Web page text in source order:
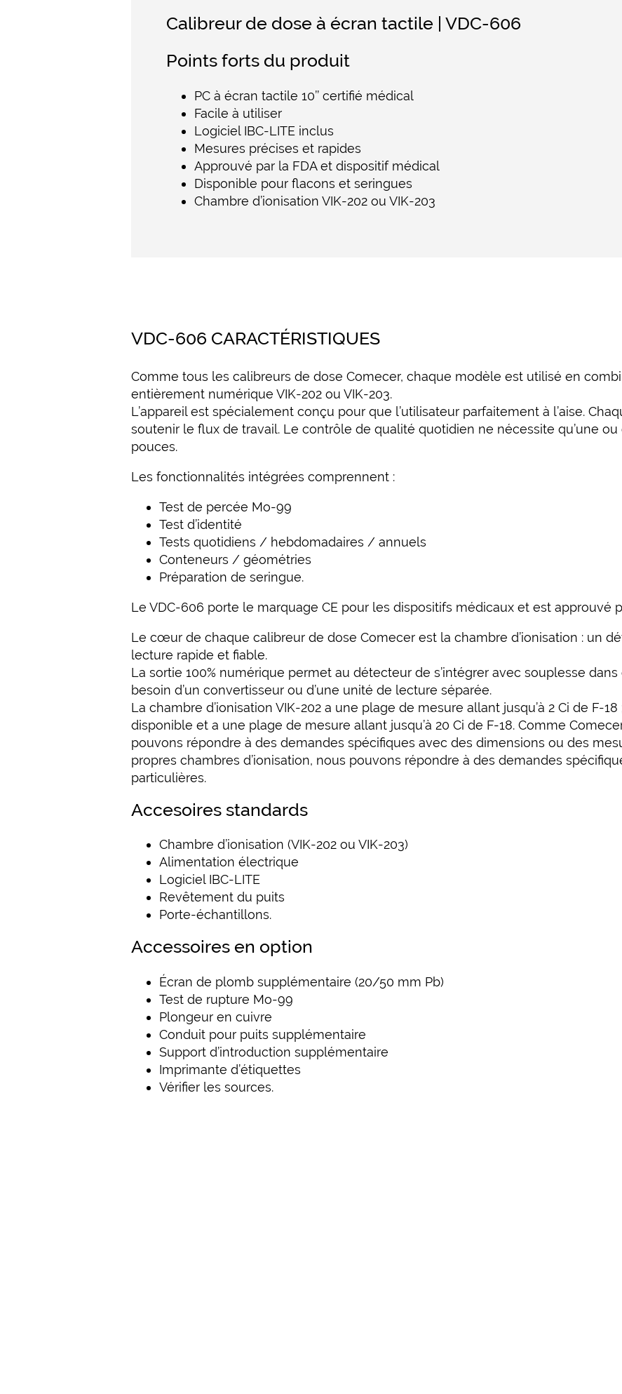
Calibreur de dose à écran tactile | VDC-606
Points forts du produit
PC à écran tactile 10’’ certifié médical
Facile à utiliser
Logiciel IBC-LITE inclus
Mesures précises et rapides
Approuvé par la FDA et dispositif médical
Disponible pour flacons et seringues
Chambre d’ionisation VIK-202 ou VIK-203
VDC-606 CARACTÉRISTIQUES
Comme tous les calibreurs de dose Comecer, chaque modèle est utilisé en
entièrement numérique VIK-202 ou VIK-203.
L’appareil est spécialement conçu pour que l’utilisateur parfaitement à l’aise.
soutenir le flux de travail. Le contrôle de qualité quotidien ne nécessite qu’une
pouces.
Les fonctionnalités intégrées comprennent :
Test de percée Mo-99
Test d’identité
Tests quotidiens / hebdomadaires / annuels
Conteneurs / géométries
Préparation de seringue.
Le VDC-606 porte le marquage CE pour les dispositifs médicaux et est approuvé
Le cœur de chaque calibreur de dose Comecer est la chambre d’ionisation : un
lecture rapide et fiable.
La sortie 100% numérique permet au détecteur de s’intégrer avec souplesse
besoin d’un convertisseur ou d’une unité de lecture séparée.
La chambre d’ionisation VIK-202 a une plage de mesure allant jusqu’à 2 Ci de F-18
disponible et a une plage de mesure allant jusqu’à 20 Ci de F-18. Comme
pouvons répondre à des demandes spécifiques avec des dimensions ou des
propres chambres d’ionisation, nous pouvons répondre à des demandes
particulières.
Accesoires standards
Chambre d’ionisation (VIK-202 ou VIK-203)
Alimentation électrique
Logiciel IBC-LITE
Revêtement du puits
Porte-échantillons.
Accessoires en option
Écran de plomb supplémentaire (20/50 mm Pb)
Test de rupture Mo-99
Plongeur en cuivre
Conduit pour puits supplémentaire
Support d’introduction supplémentaire
Imprimante d’étiquettes
Vérifier les sources.